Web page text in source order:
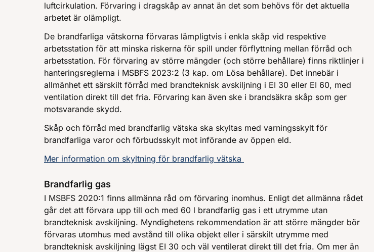
luftcirkulation. Förvaring i dragskåp av annat än det som behövs för det aktuella
arbetet är olämpligt.
De brandfarliga vätskorna förvaras lämpligtvis i enkla skåp vid respektive
arbetsstation för att minska riskerna för spill under förflyttning mellan förråd och
arbetsstation. För förvaring av större mängder (och större behållare) finns riktlinjer i
hanteringsreglerna i MSBFS 2023:2 (3 kap. om Lösa behållare). Det innebär i
allmänhet ett särskilt förråd med brandteknisk avskiljning i EI 30 eller EI 60, med
ventilation direkt till det fria. Förvaring kan även ske i brandsäkra skåp som ger
motsvarande skydd.
Skåp och förråd med brandfarlig vätska ska skyltas med varningsskylt för
brandfarliga varor och förbudsskylt mot införande av öppen eld.
Mer information om skyltning för brandfarlig vätska
Brandfarlig gas
I MSBFS 2020:1 finns allmänna råd om förvaring inomhus. Enligt det allmänna rådet
går det att förvara upp till och med 60 l brandfarlig gas i ett utrymme utan
brandteknisk avskiljning. Myndighetens rekommendation är att större mängder bör
förvaras utomhus med avstånd till olika objekt eller i särskilt utrymme med
brandteknisk avskiljning lägst EI 30 och väl ventilerat direkt till det fria. Om mer än